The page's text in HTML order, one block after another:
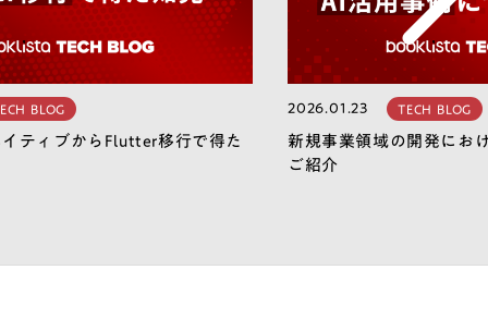
BLOG
ティブからFlutter移行で得た
2026.01.23 TECH BLOG
新規事業領域の開発にお
ご紹介